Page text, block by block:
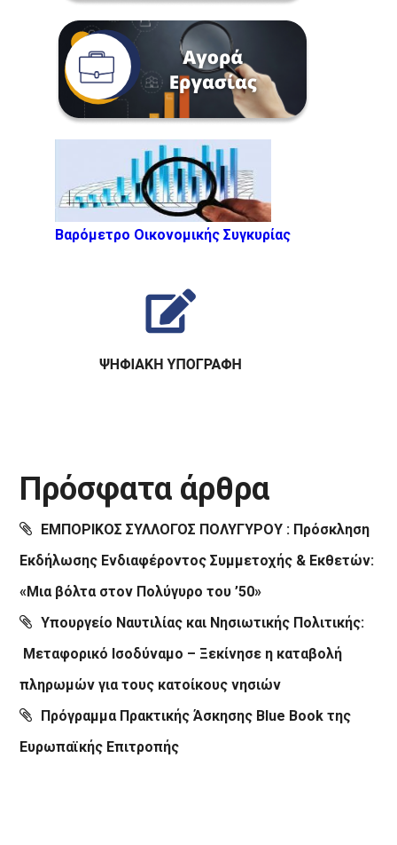
Βαρόμετρο Οικονομικής Συγκυρίας
Πρόσφατα άρθρα
ΕΜΠΟΡΙΚΟΣ ΣΥΛΛΟΓΟΣ ΠΟΛΥΓΥΡΟΥ : Πρόσκληση
Εκδήλωσης Ενδιαφέροντος Συμμετοχής & Εκθετών:
«Μια βόλτα στον Πολύγυρο του ’50»
Υπουργείο Ναυτιλίας και Νησιωτικής Πολιτικής:
Μεταφορικό Ισοδύναμο – Ξεκίνησε η καταβολή
πληρωμών για τους κατοίκους νησιών
Πρόγραμμα Πρακτικής Άσκησης Blue Book της
Ευρωπαϊκής Επιτροπής